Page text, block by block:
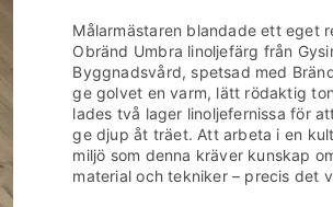
Målarmästaren blandade ett eget
Obränd Umbra linoljefärg från
Byggnadsvård, spetsad med
ge golvet en varm, lätt rödaktig
lades två lager linoljefernissa för
ge djup åt träet. Att arbeta i en
miljö som denna kräver kunskap
material och tekniker – precis det